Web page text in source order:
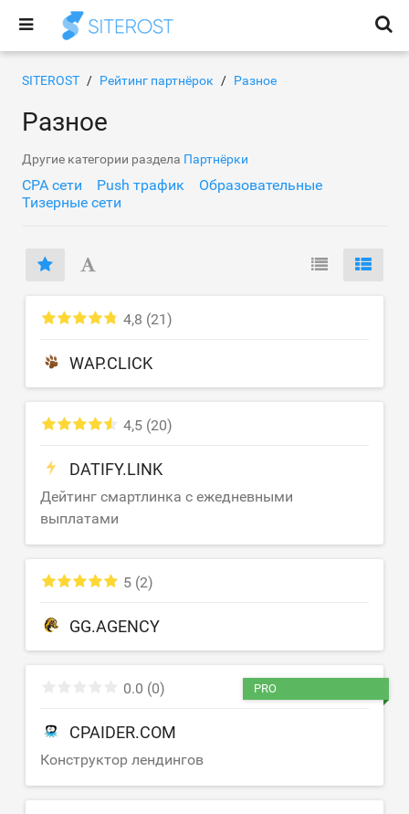
SITEROST Рейтинг партнёрок Разное
Разное
Другие категории раздела Партнёрки
CPA сети Push трафик
Образовательные
Тизерные сети
WAP.CLICK
4,8 (21)
DATIFY.LINK
Дейтинг смартлинка с ежедневными
выплатами
4,5 (20)
GG.AGENCY
5 (2)
CPAIDER.COM
Конструктор лендингов
0.0 (0) PRO